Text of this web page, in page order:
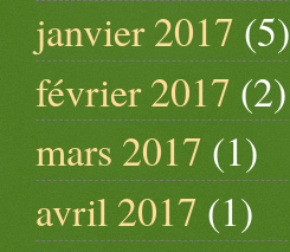
janvier 2017 (5)
février 2017 (2)
mars 2017 (1)
avril 2017 (1)